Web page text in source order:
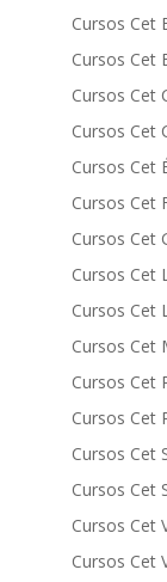
Cursos Cet
Cursos Cet
Cursos Cet
Cursos Cet
Cursos Cet
Cursos Cet
Cursos Cet
Cursos Cet
Cursos Cet
Cursos Cet
Cursos Cet
Cursos Cet
Cursos Cet
Cursos Cet
Cursos Cet
Cursos Cet